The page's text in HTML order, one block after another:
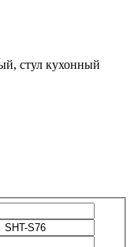
стул кухонный